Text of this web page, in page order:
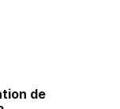
de